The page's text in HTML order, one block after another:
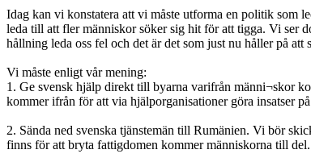
Idag kan vi konstatera att vi måste utforma en politik som
leda till att fler människor söker sig hit för att tigga. Vi ser
hållning leda oss fel och det är det som just nu håller på
Vi måste enligt vår mening:
1. Ge svensk hjälp direkt till byarna varifrån männi¬skor
kommer ifrån för att via hjälporganisationer göra insatser
2. Sända ned svenska tjänstemän till Rumänien. Vi bör
finns för att bryta fattigdomen kommer människorna till del.